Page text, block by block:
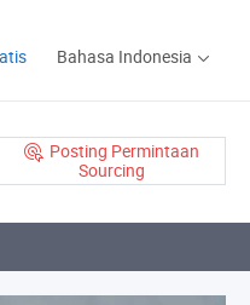
Bahasa Indonesia
Posting Permintaan
Sourcing